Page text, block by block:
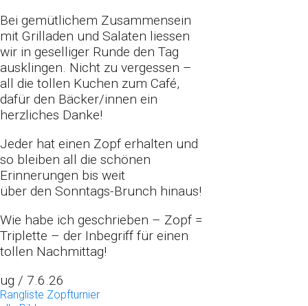
Bei gemütlichem Zusammensein
mit Grilladen und Salaten liessen
wir in geselliger Runde den Tag
ausklingen. Nicht zu vergessen –
all die tollen Kuchen zum Café,
dafür den Bäcker/innen ein
herzliches Danke!
Jeder hat einen Zopf erhalten und
so bleiben all die schönen
Erinnerungen bis weit
über den Sonntags-Brunch hinaus!
Wie habe ich geschrieben – Zopf =
Triplette – der Inbegriff für einen
tollen Nachmittag!
ug / 7.6.26
Rangliste Zopfturnier